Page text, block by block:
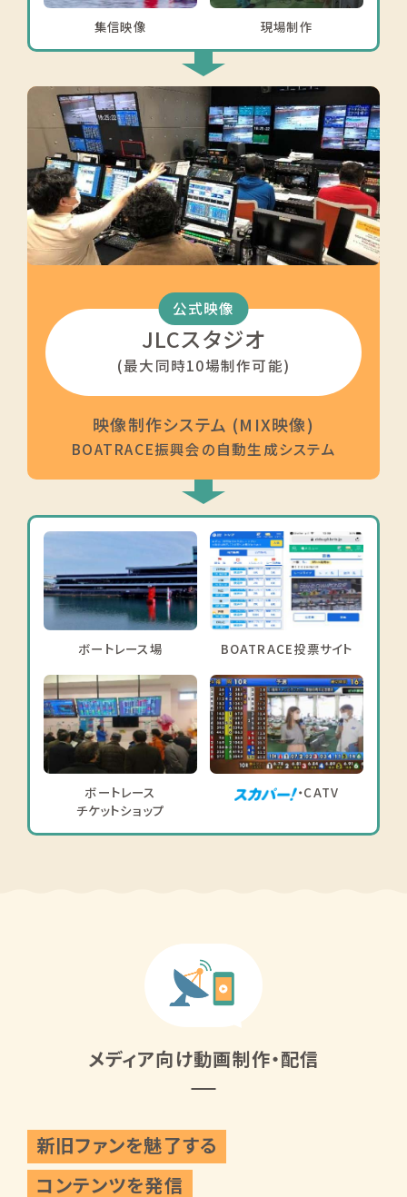
集信映像 現場制作
JLCスタジオ
(最大同時10場制作可能)
公式映像
映像制作システム (MIX映像)
BOATRACE振興会の自動生成システム
ボートレース場 BOATRACE投票サイト
ボートレース
チケットショップ
・CATV
メディア向け動画制作・配信
新旧ファンを魅了する
コンテンツを発信